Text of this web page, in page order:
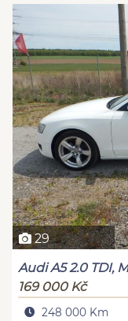
29
Audi A5 2.0 TDI,
169 000 Kč
248 000 Km